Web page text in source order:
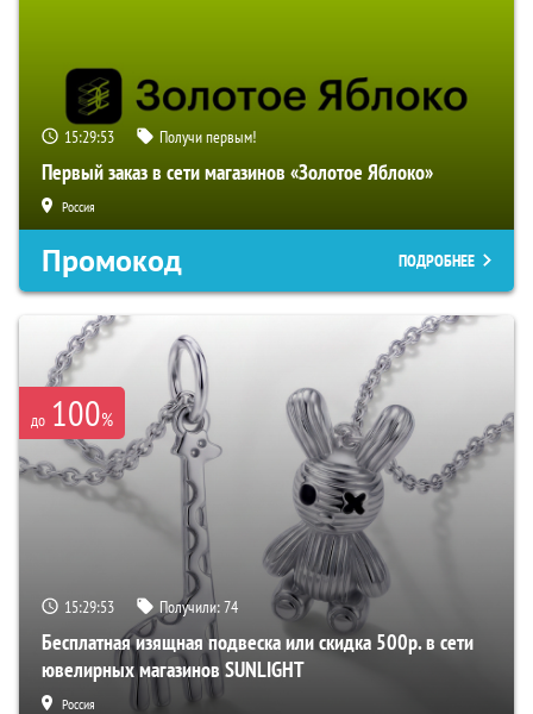
15:29:52 Получи первым!
Первый заказ в сети магазинов «Золотое Яблоко»
Россия
Промокод ПОДРОБНЕЕ
до 100%
15:29:52 Получили:74
Бесплатная изящная подвеска или скидка 500р. в сети
ювелирных магазинов SUNLIGHT
Россия